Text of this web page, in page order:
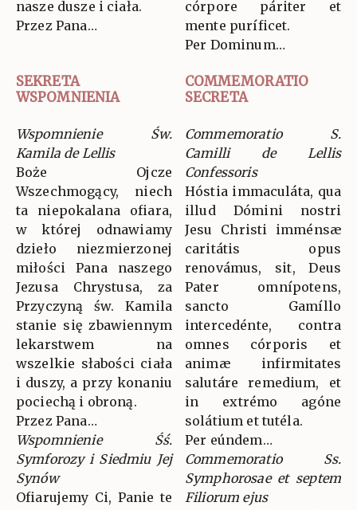
nasze dusze i ciała.
Przez Pana…
córpore páriter et
mente puríficet.
Per Dominum…
SEKRETA
WSPOMNIENIA
COMMEMORATIO
SECRETA
Wspomnienie Św.
Kamila de Lellis
Boże Ojcze
Wszechmogący, niech
ta niepokalana ofiara,
w której odnawiamy
dzieło niezmierzonej
miłości Pana naszego
Jezusa Chrystusa, za
Przyczyną św. Kamila
stanie się zbawiennym
lekarstwem na
wszelkie słabości ciała
i duszy, a przy konaniu
pociechą i obroną.
Przez Pana…
Wspomnienie Śś.
Symforozy i Siedmiu Jej
Synów
Ofiarujemy Ci, Panie te
Commemoratio S.
Camilli de Lellis
Confessoris
Hóstia immaculáta, qua
illud Dómini nostri
Jesu Christi imménsæ
caritátis opus
renovámus, sit, Deus
Pater omnípotens,
sancto Gamíllo
intercedénte, contra
omnes córporis et
animæ infirmitates
salutáre remedium, et
in extrémo agóne
solátium et tutéla.
Per eúndem…
Commemoratio Ss.
Symphorosae et septem
Filiorum ejus